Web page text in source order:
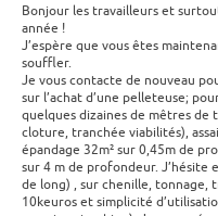
Bonjour les travailleurs et
année !
J’espère que vous êtes
souffler.
Je vous contacte de nouveau
sur l’achat d’une pelleteuse;
quelques dizaines de mêtres de
cloture, tranchée viabilités),
épandage 32m² sur 0,45m de
sur 4 m de profondeur.
de long) , sur chenille, tonnage,
10keuros et simplicité